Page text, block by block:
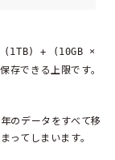
(1TB) + (10GB ×
存できる上限です。
のデータをすべて移
ってしまいます。